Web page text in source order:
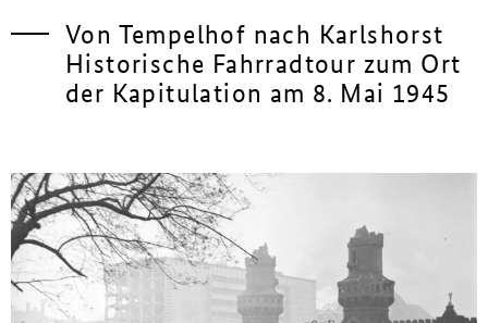
Von Tempelhof nach Karlshorst
Historische Fahrradtour zum Ort
der Kapitulation am 8. Mai 1945